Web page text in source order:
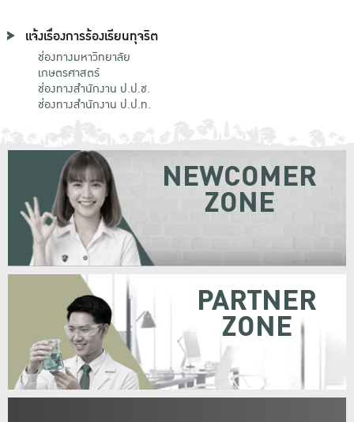
แจ้งเรื่องการร้องเรียนทุจริต
ช่องทางมหาวิทยาลัย
เกษตรศาสตร์
ช่องทางสำนักงาน ป.ป.ช.
ช่องทางสำนักงาน ป.ป.ท.
NEWCOMER
ZONE
PARTNER
ZONE